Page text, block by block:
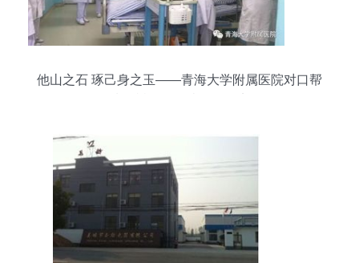
他山之石 琢己身之玉——青海大学附属医院对口帮